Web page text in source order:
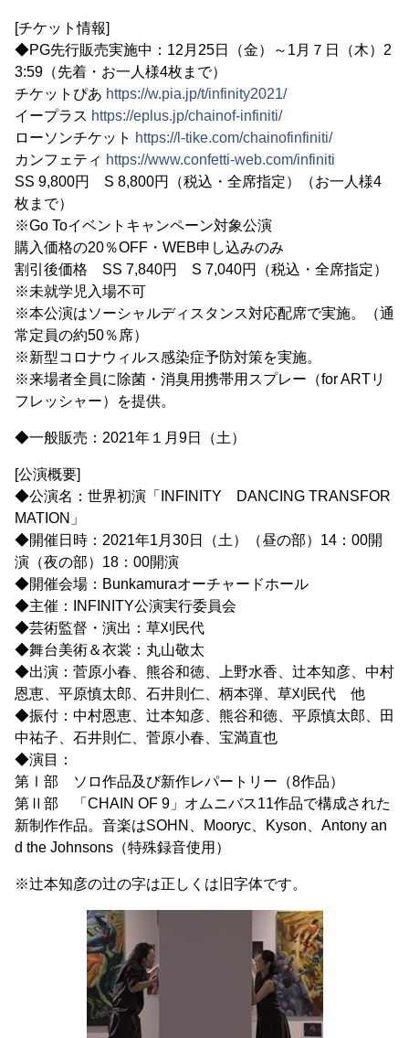
[チケット情報]
◆PG先行販売実施中：12月25日（金）～1月７日（木）2
3:59（先着・お一人様4枚まで）
チケットぴあ https://w.pia.jp/t/infinity2021/
イープラス https://eplus.jp/chainof-infiniti/
ローソンチケット https://l-tike.com/chainofinfiniti/
カンフェティ https://www.confetti-web.com/infiniti
SS 9,800円 S 8,800円（税込・全席指定）（お一人様4
枚まで）
※Go Toイベントキャンペーン対象公演
購入価格の20％OFF・WEB申し込みのみ
割引後価格 SS 7,840円 S 7,040円（税込・全席指定）
※未就学児入場不可
※本公演はソーシャルディスタンス対応配席で実施。（通
常定員の約50％席）
※新型コロナウィルス感染症予防対策を実施。
※来場者全員に除菌・消臭用携帯用スプレー（for ARTリ
フレッシャー）を提供。
◆一般販売：2021年１月9日（土）
[公演概要]
◆公演名：世界初演「INFINITY DANCING TRANSFOR
MATION」
◆開催日時：2021年1月30日（土）（昼の部）14：00開
演（夜の部）18：00開演
◆開催会場：Bunkamuraオーチャードホール
◆主催：INFINITY公演実行委員会
◆芸術監督・演出：草刈民代
◆舞台美術＆衣裳：丸山敬太
◆出演：菅原小春、熊谷和徳、上野水香、辻本知彦、中村
恩恵、平原慎太郎、石井則仁、柄本弾、草刈民代 他
◆振付：中村恩恵、辻本知彦、熊谷和徳、平原慎太郎、田
中祐子、石井則仁、菅原小春、宝満直也
◆演目：
第Ⅰ部 ソロ作品及び新作レパートリー（8作品）
第Ⅱ部 「CHAIN OF 9」オムニバス11作品で構成された
新制作作品。音楽はSOHN、Mooryc、Kyson、Antony an
d the Johnsons（特殊録音使用）
※辻本知彦の辻の字は正しくは旧字体です。